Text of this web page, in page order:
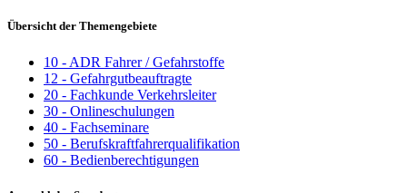
Übersicht der Themengebiete
10 - ADR Fahrer / Gefahrstoffe
12 - Gefahrgutbeauftragte
20 - Fachkunde Verkehrsleiter
30 - Onlineschulungen
40 - Fachseminare
50 - Berufskraftfahrerqualifikation
60 - Bedienberechtigungen